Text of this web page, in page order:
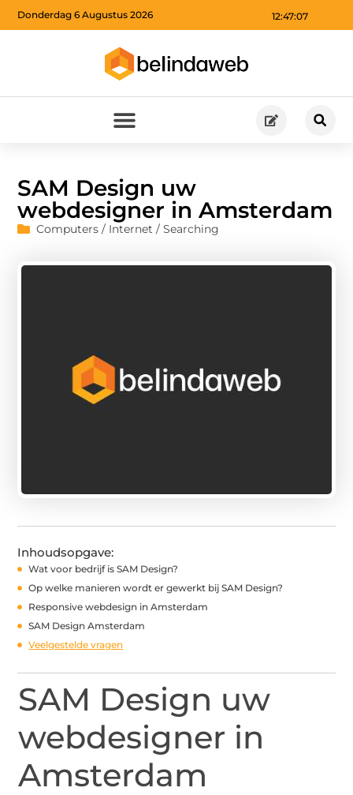
12:47:08
Donderdag 6 Augustus 2026
SAM Design uw
webdesigner in Amsterdam
Computers / Internet / Searching
Inhoudsopgave:
Wat voor bedrijf is SAM Design?
Op welke manieren wordt er gewerkt bij SAM Design?
Responsive webdesign in Amsterdam
SAM Design Amsterdam
Veelgestelde vragen
SAM Design uw
webdesigner in
Amsterdam